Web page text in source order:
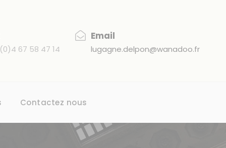
67 58 47 14
Email
lugagne.delpon@wanadoo.fr
Contactez nous